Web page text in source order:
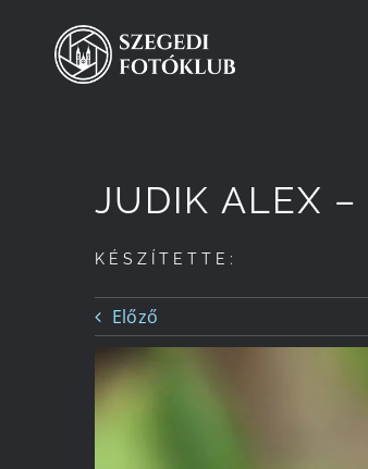
Kihagyás
JUDIK ALEX –
KÉSZÍTETTE:
Előző